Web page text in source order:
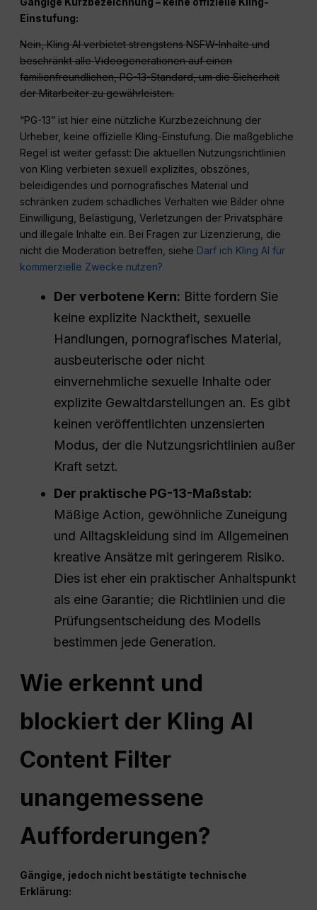
Einstufung:
Nein, Kling AI verbietet strengstens NSFW-Inhalte und
beschränkt alle Videogenerationen auf einen
familienfreundlichen, PG-13-Standard, um die Sicherheit
der Mitarbeiter zu gewährleisten.
“PG-13” ist hier eine nützliche Kurzbezeichnung der
Urheber, keine offizielle Kling-Einstufung. Die maßgebliche
Regel ist weiter gefasst: Die aktuellen Nutzungsrichtlinien
von Kling verbieten sexuell explizites, obszönes,
beleidigendes und pornografisches Material und
schränken zudem schädliches Verhalten wie Bilder ohne
Einwilligung, Belästigung, Verletzungen der Privatsphäre
und illegale Inhalte ein. Bei Fragen zur Lizenzierung, die
nicht die Moderation betreffen, siehe Darf ich Kling AI für
kommerzielle Zwecke nutzen?
Der verbotene Kern: Bitte fordern Sie
keine explizite Nacktheit, sexuelle
Handlungen, pornografisches Material,
ausbeuterische oder nicht
einvernehmliche sexuelle Inhalte oder
explizite Gewaltdarstellungen an. Es gibt
keinen veröffentlichten unzensierten
Modus, der die Nutzungsrichtlinien außer
Kraft setzt.
Der praktische PG-13-Maßstab:
Mäßige Action, gewöhnliche Zuneigung
und Alltagskleidung sind im Allgemeinen
kreative Ansätze mit geringerem Risiko.
Dies ist eher ein praktischer Anhaltspunkt
als eine Garantie; die Richtlinien und die
Prüfungsentscheidung des Modells
bestimmen jede Generation.
Wie erkennt und
blockiert der Kling AI
Content Filter
unangemessene
Aufforderungen?
Gängige, jedoch nicht bestätigte technische
Erklärung: